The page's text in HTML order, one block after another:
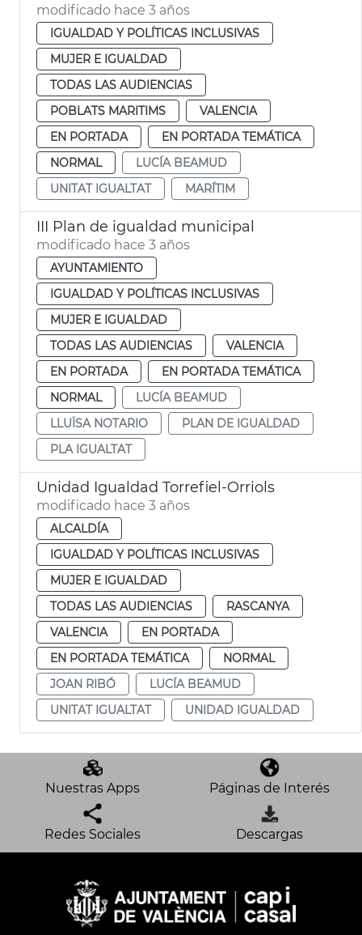
modificado hace 3 años
IGUALDAD Y POLÍTICAS INCLUSIVAS
MUJER E IGUALDAD
TODAS LAS AUDIENCIAS
POBLATS MARITIMS
VALENCIA
EN PORTADA
EN PORTADA TEMÁTICA
NORMAL
LUCÍA BEAMUD
UNITAT IGUALTAT
MARÍTIM
III Plan de igualdad municipal
modificado hace 3 años
AYUNTAMIENTO
IGUALDAD Y POLÍTICAS INCLUSIVAS
MUJER E IGUALDAD
TODAS LAS AUDIENCIAS
VALENCIA
EN PORTADA
EN PORTADA TEMÁTICA
NORMAL
LUCÍA BEAMUD
LLUÏSA NOTARIO
PLAN DE IGUALDAD
PLA IGUALTAT
Unidad Igualdad Torrefiel-Orriols
modificado hace 3 años
ALCALDÍA
IGUALDAD Y POLÍTICAS INCLUSIVAS
MUJER E IGUALDAD
TODAS LAS AUDIENCIAS
RASCANYA
VALENCIA
EN PORTADA
EN PORTADA TEMÁTICA
NORMAL
JOAN RIBÓ
LUCÍA BEAMUD
UNITAT IGUALTAT
UNIDAD IGUALDAD
Nuestras Apps Páginas de Interés
Redes Sociales Descargas